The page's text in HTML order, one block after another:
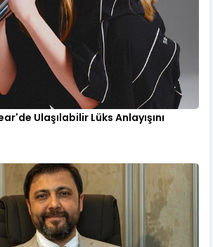
Ulaşılabilir Lüks Anlayışını